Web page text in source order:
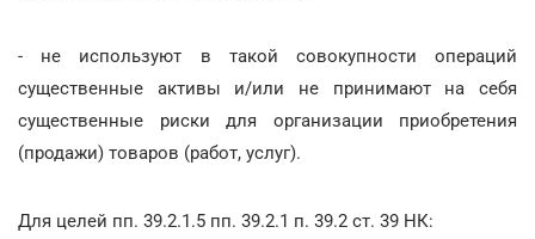
- не используют в такой совокупности операций
существенные активы и/или не принимают на себя
существенные риски для организации приобретения
(продажи) товаров (работ, услуг).
Для целей пп. 39.2.1.5 пп. 39.2.1 п. 39.2 ст. 39 НК: